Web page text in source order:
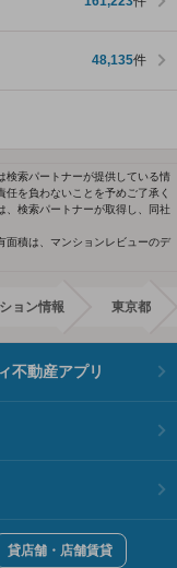
48,135件
検索パートナーが提供している情
を負わないことを予めご了承く
、検索パートナーが取得し、同社
面積は、マンションレビューのデ
ョン情報 東京都
不動産アプリ
貸店舗・店舗賃貸